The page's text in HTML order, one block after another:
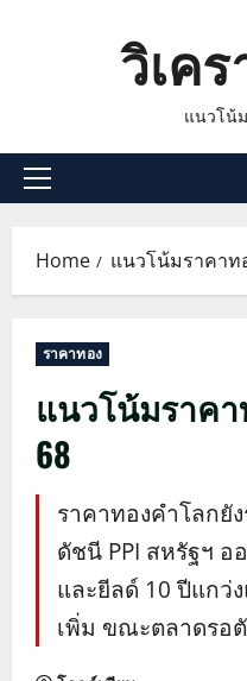
วิเค
แนวโน้
Primary
Home แนวโน้มราคาท
ราคาทอง
แนวโน้มราคา
68
ราคาทองคำโลกยั
ดัชนี PPI สหรัฐฯ
และยีลด์ 10 ปีแกว่
เพิ่ม ขณะตลาดรอตั